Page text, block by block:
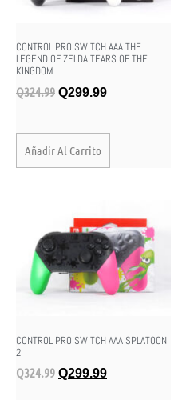
CONTROL PRO SWITCH AAA THE
LEGEND OF ZELDA TEARS OF THE
KINGDOM
Q324.99 Q299.99
Añadir Al Carrito
CONTROL PRO SWITCH AAA SPLATOON
2
Q324.99 Q299.99